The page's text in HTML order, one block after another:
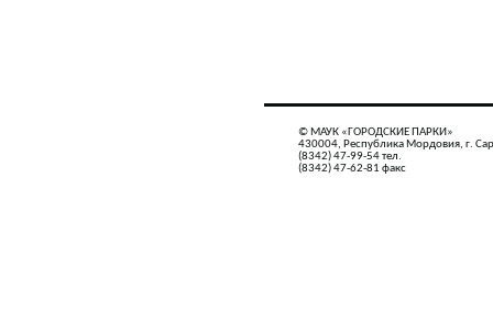
© МАУК «ГОРОДСКИЕ ПАРКИ»
430004, Республика Мордовия, г.
(8342) 47-99-54 тел.
(8342) 47-62-81 факс